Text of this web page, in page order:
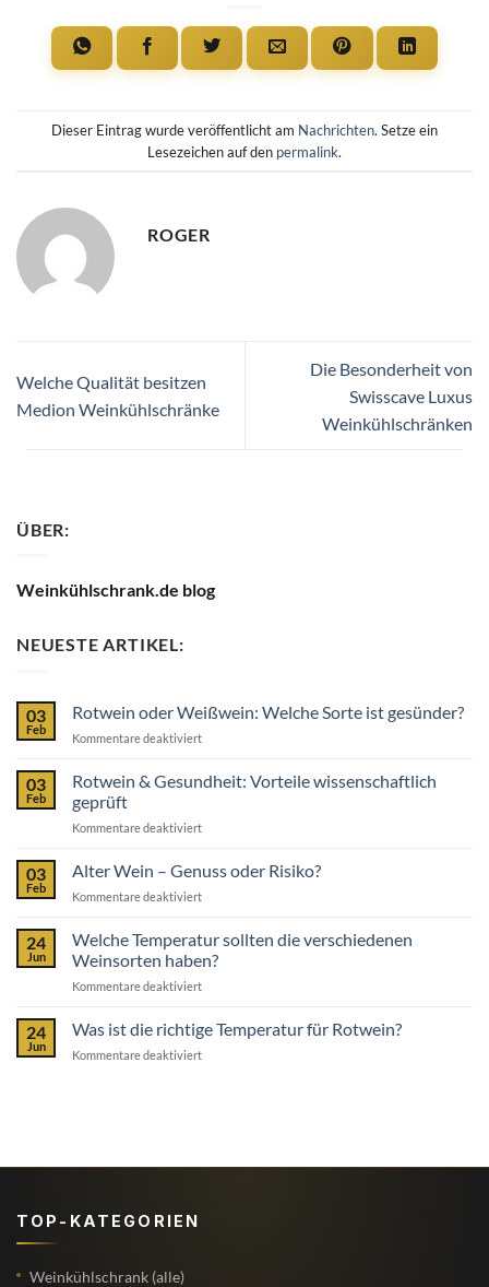
Dieser Eintrag wurde veröffentlicht am Nachrichten. Setze ein
Lesezeichen auf den permalink.
ROGER
Welche Qualität besitzen
Medion Weinkühlschränke
Die Besonderheit von
Swisscave Luxus
Weinkühlschränken
ÜBER:
Weinkühlschrank.de blog
NEUESTE ARTIKEL:
03
Feb
Rotwein oder Weißwein: Welche Sorte ist gesünder?
Kommentare deaktiviertfür
oder
Weißwein:
Sorte
gesünder?
03
Feb
Rotwein & Gesundheit: Vorteile wissenschaftlich
geprüft
Kommentare deaktiviertfür
Gesundheit:
Vorteile
geprüft
03
Feb
Alter Wein – Genuss oder Risiko?
Kommentare deaktiviertfür
–
Genuss
oder
24
Jun
Welche Temperatur sollten die verschiedenen
Weinsorten haben?
Kommentare deaktiviertfür
Temperatur
sollten
die
24
Jun
Was ist die richtige Temperatur für Rotwein?
Kommentare deaktiviertfür
für
TOP-KATEGORIEN
Weinkühlschrank (alle)